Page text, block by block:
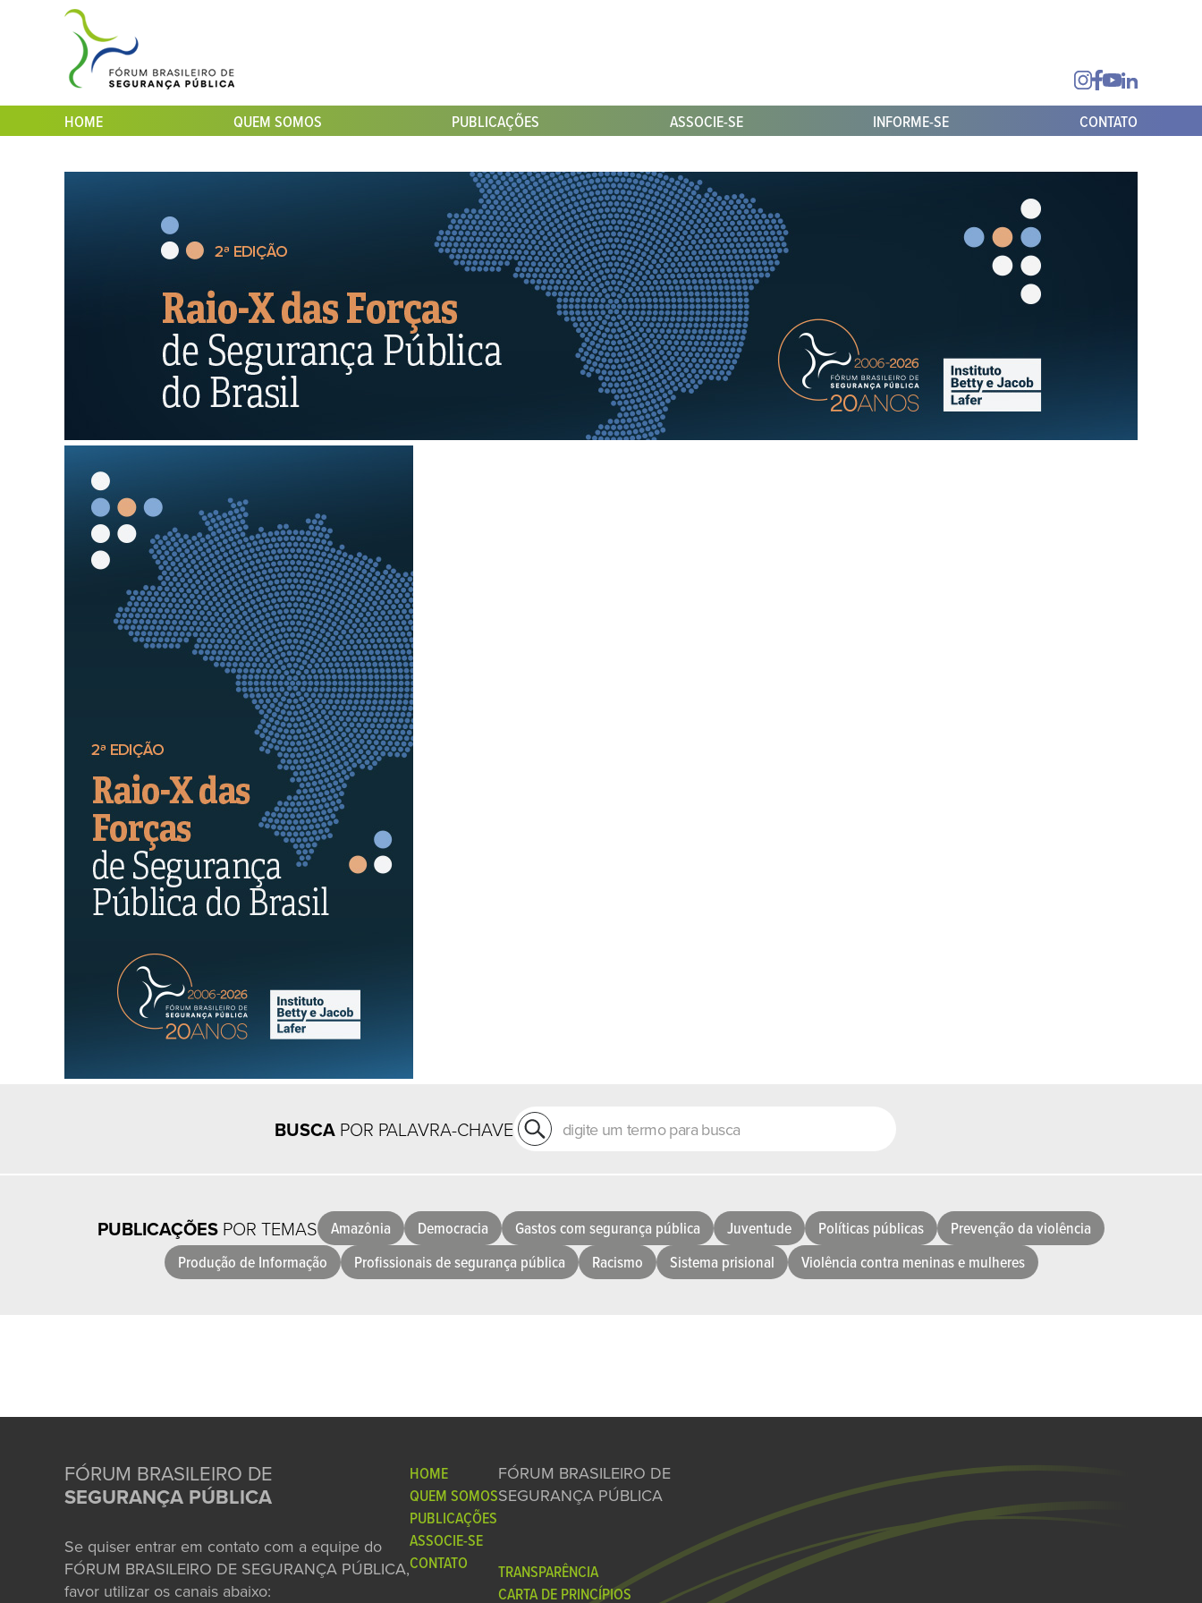
HOME QUEM SOMOS PUBLICAÇÕES ASSOCIE-SE INFORME-SE CONTATO
BUSCA POR PALAVRA-CHAVE
PUBLICAÇÕES POR TEMAS Amazônia Democracia Gastos com segurança pública Juventude Políticas públicas
Prevenção da violência
Produção de Informação
Profissionais de segurança pública Racismo Sistema prisional Violência contra meninas e mulheres
FÓRUM BRASILEIRO DE
SEGURANÇA PÚBLICA
Se quiser entrar em contato com a equipe do
FÓRUM BRASILEIRO DE SEGURANÇA PÚBLICA,
favor utilizar os canais abaixo:
HOME
QUEM SOMOS
PUBLICAÇÕES
ASSOCIE-SE
CONTATO
FÓRUM BRASILEIRO DE
SEGURANÇA PÚBLICA
TRANSPARÊNCIA
CARTA DE PRINCÍPIOS